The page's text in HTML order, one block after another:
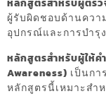
หลักสูตรสำหรับผู้ตร
ผู้รับผิดชอบด้านควา
อุปกรณ์และการบำรุ
หลักสูตรสำหรับผู้ให้
Awareness) เป็นก
หลักสูตรนี้เหมาะสำ